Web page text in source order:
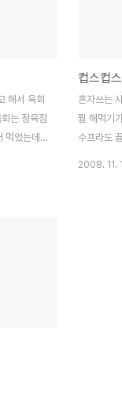
해서 육회
는 정육점
먹었는데,
어찌나 깽
는데, 대성
니 그 좋은
컵스컵
혼자쓰는
뭘 해먹기
수프라도
2008. 11.